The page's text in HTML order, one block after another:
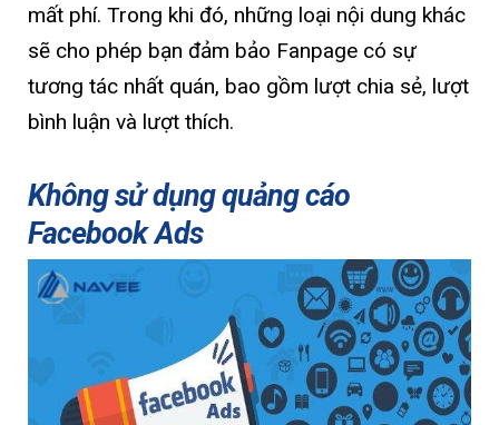
mất phí. Trong khi đó, những loại nội dung khác
sẽ cho phép bạn đảm bảo Fanpage có sự
tương tác nhất quán, bao gồm lượt chia sẻ, lượt
bình luận và lượt thích.
Không sử dụng quảng cáo
Facebook Ads